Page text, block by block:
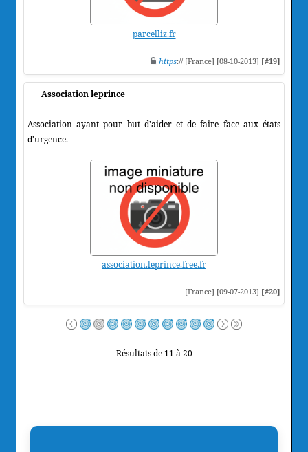
parcelliz.fr
https:// [France] [08-10-2013] [#19]
Association leprince
Association ayant pour but d'aider et de faire face aux états
d'urgence.
association.leprince.free.fr
[France] [09-07-2013] [#20]
Résultats de 11 à 20